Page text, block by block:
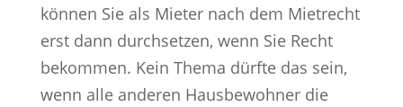
können Sie als Mieter nach dem Mietrecht
erst dann durchsetzen, wenn Sie Recht
bekommen. Kein Thema dürfte das sein,
wenn alle anderen Hausbewohner die